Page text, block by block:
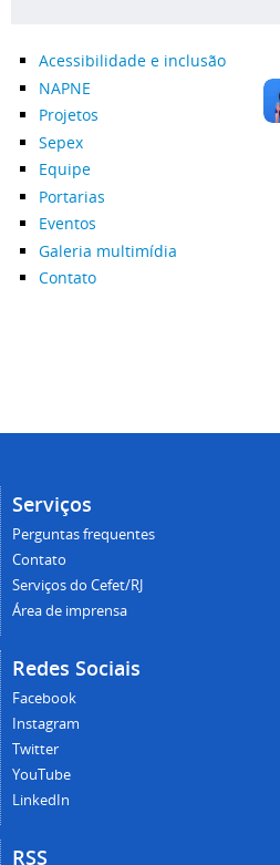
Acessibilidade e inclusão
NAPNE
Projetos
Sepex
Equipe
Portarias
Eventos
Galeria multimídia
Contato
Serviços
Perguntas frequentes
Contato
Serviços do Cefet/RJ
Área de imprensa
Redes Sociais
Facebook
Instagram
Twitter
YouTube
LinkedIn
RSS